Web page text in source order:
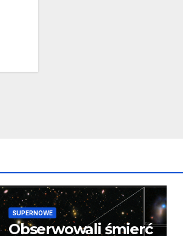
SUPERNOWE
Obserwowali śmierć